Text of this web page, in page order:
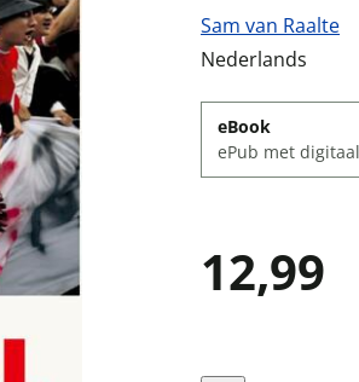
Sam van Raalte
Nederlands
eBook
ePub met
12,99